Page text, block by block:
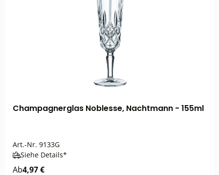
Champagnerglas Noblesse, Nachtmann - 155ml
Art.-Nr. 9133G
Siehe Details*
Ab4,97 €